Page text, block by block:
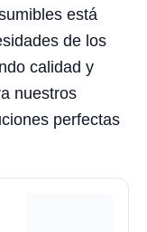
está
de los
calidad y
nuestros
perfectas